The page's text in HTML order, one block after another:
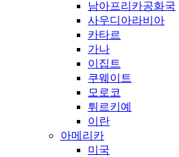
남아프리카공화국
사우디아라비아
카타르
가나
이집트
쿠웨이트
모로코
튀르키예
이란
아메리카
미국